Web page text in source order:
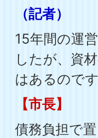
（記者）
15年間の運
したが、資
はあるのです
【市長】
債務負担で